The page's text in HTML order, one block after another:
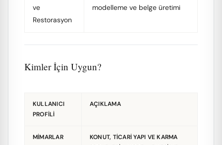
ve
Restorasyon
modelleme ve belge üretimi
Kimler İçin Uygun?
KULLANICI
PROFILI
AÇIKLAMA
MIMARLAR
KONUT, TICARI YAPI VE KARMA